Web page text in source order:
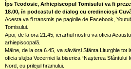
Îps Teodosie, Arhiepiscopul Tomisului va fi
18.00, în podcastul de dialog cu credincioșii
Acesta va fi transmis pe paginile de Facebook,
Tomisului.
Apoi, de la ora 21.45, ierarhul nostru va oficia
arhiepiscopală.
Mâine, de la ora 6.45, va săvârși Sfânta Liturghie tot
oficia slujba Vecerniei la biserica “Nașterea Sfântului
Nord, cu prilejul hramului.